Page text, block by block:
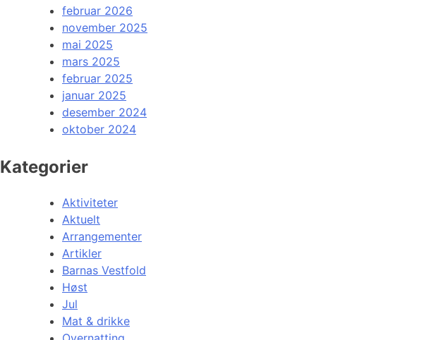
februar 2026
november 2025
mai 2025
mars 2025
februar 2025
januar 2025
desember 2024
oktober 2024
Kategorier
Aktiviteter
Aktuelt
Arrangementer
Artikler
Barnas Vestfold
Høst
Jul
Mat & drikke